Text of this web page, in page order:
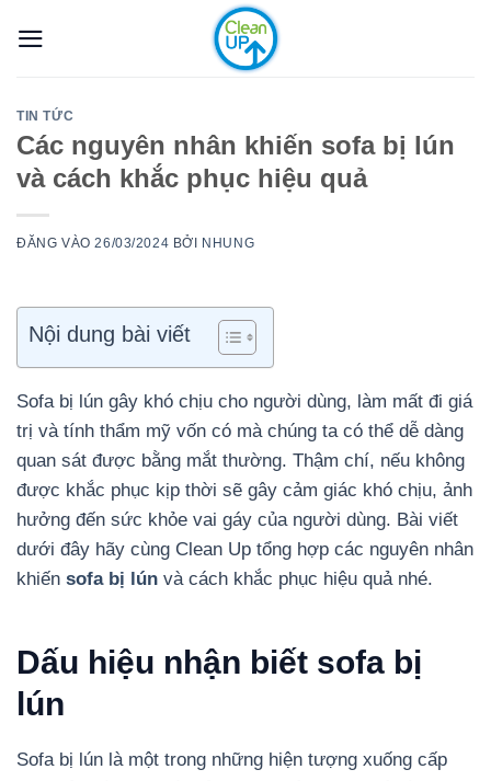
qua
TIN TỨC
Các nguyên nhân khiến sofa bị lún
và cách khắc phục hiệu quả
ĐĂNG VÀO26/03/2024 BỞI NHUNG
Nội dung bài viết
Sofa bị lún gây khó chịu cho người dùng, làm mất đi giá
trị và tính thẩm mỹ vốn có mà chúng ta có thể dễ dàng
quan sát được bằng mắt thường. Thậm chí, nếu không
được khắc phục kịp thời sẽ gây cảm giác khó chịu, ảnh
hưởng đến sức khỏe vai gáy của người dùng. Bài viết
dưới đây hãy cùng Clean Up tổng hợp các nguyên nhân
khiến sofa bị lún và cách khắc phục hiệu quả nhé.
Dấu hiệu nhận biết sofa bị
lún
Sofa bị lún là một trong những hiện tượng xuống cấp